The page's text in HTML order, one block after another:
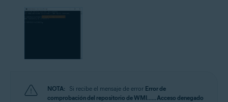
NOTA: Si recibe el mensaje de error Error de
comprobación del repositorio de WMI... ... Acceso denegado